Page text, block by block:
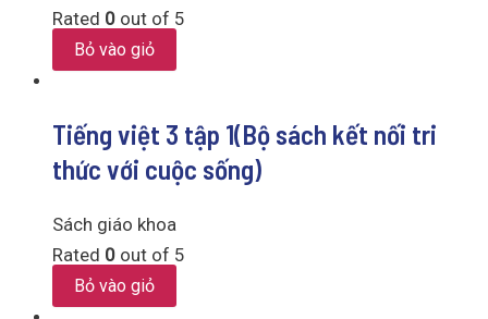
Rated 0 out of 5
Bỏ vào giỏ
Tiếng việt 3 tập 1(Bộ sách kết nối tri
thức với cuộc sống)
Sách giáo khoa
Rated 0 out of 5
Bỏ vào giỏ